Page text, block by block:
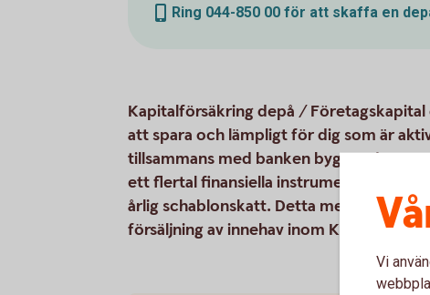
Ring 044-850 00 för att skaffa en
Kapitalförsäkring depå /
att spara och lämpligt för dig som är
tillsammans med banken bygger du upp
ett flertal finansiella instrument. I stället
årlig schablonskatt. Detta medför att du
försäljning av innehav inom
Vi